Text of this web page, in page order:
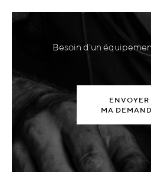
Besoin d'un
ENVOYER
MA